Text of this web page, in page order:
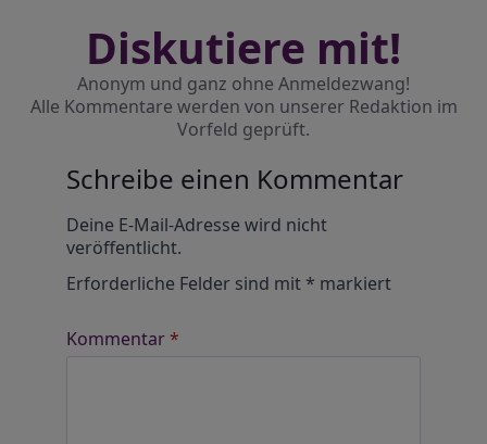
Diskutiere mit!
Anonym und ganz ohne Anmeldezwang!
Alle Kommentare werden von unserer Redaktion im
Vorfeld geprüft.
Schreibe einen Kommentar
Deine E-Mail-Adresse wird nicht
veröffentlicht.
Erforderliche Felder sind mit* markiert
Kommentar*